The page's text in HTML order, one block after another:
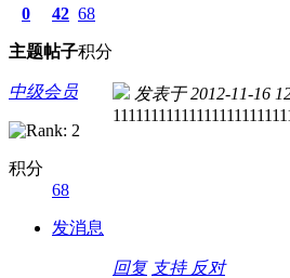
0
主题
42
帖子
68
积分
中级会员
积分
68
发消息
发表于 2012-11-16
回复 支持 反对